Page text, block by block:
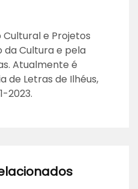
e Projetos
da Cultura e pela
Atualmente é
de Letras de Ilhéus,
2023.